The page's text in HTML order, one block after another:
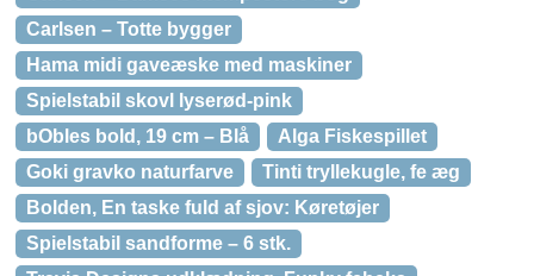
Carlsen – Totte bygger
Hama midi gaveæske med maskiner
Spielstabil skovl lyserød-pink
bObles bold, 19 cm – Blå
Alga Fiskespillet
Goki gravko naturfarve
Tinti tryllekugle, fe æg
Bolden, En taske fuld af sjov: Køretøjer
Spielstabil sandforme – 6 stk.